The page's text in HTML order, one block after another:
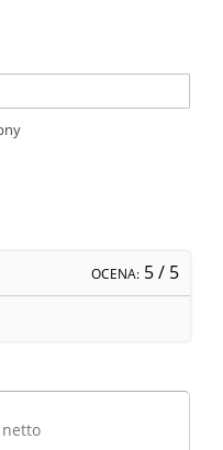
OCENA: 5/ 5
netto